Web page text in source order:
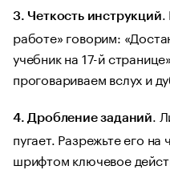
3. Четкость инструкций.
работе» говорим:
учебник на 17-й
проговариваем вслух и
4. Дробление заданий.
пугает. Разрежьте его
шрифтом ключевое